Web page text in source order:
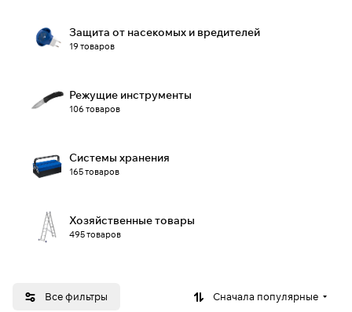
Защита от насекомых и вредителей
19 товаров
Режущие инструменты
106 товаров
Системы хранения
165 товаров
Хозяйственные товары
495 товаров
Все фильтры Сначала популярные